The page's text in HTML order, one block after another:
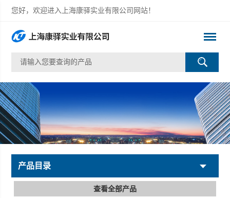
您好，欢迎进入上海康驿实业有限公司网站！
产品目录
查看全部产品